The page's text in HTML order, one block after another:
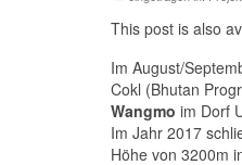
This post is also
Im August/
Cokl (Bhutan
Wangmo im Dorf
Im Jahr 2017
Höhe von 3200m